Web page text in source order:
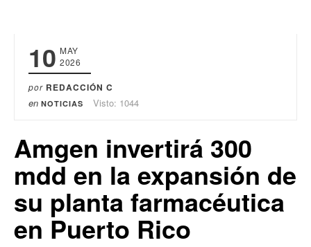
10 MAY
2026
por REDACCIÓN C
en NOTICIAS Visto: 1044
Amgen invertirá 300
mdd en la expansión de
su planta farmacéutica
en Puerto Rico